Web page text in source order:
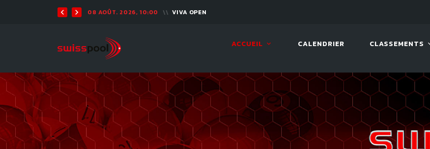
08 AOÛT. 2026, 10:00 VIVA OPEN
ACCUEIL CALENDRIER CLASSEMENTS